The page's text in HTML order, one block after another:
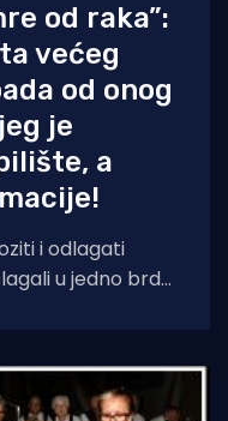
od raka”:
većeg
od onog
je
a
i odlagati
u jedno brdo